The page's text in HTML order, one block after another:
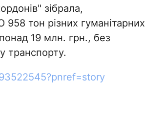
зібрала,
958 тон різних гуманітарних
19 млн. грн., без
транспорту.